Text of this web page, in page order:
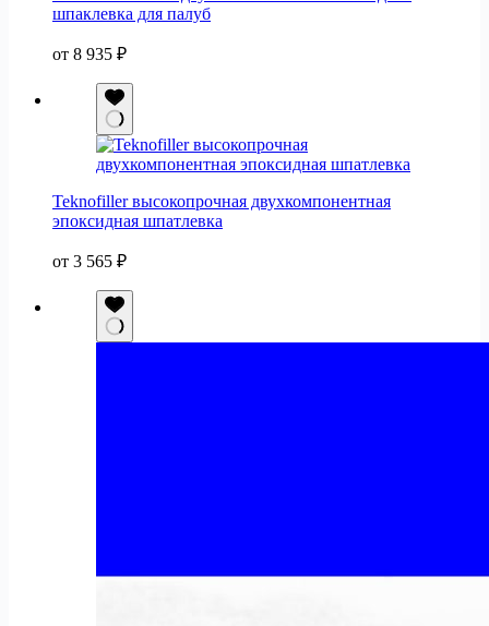
шпаклевка для палуб
от 8 935 ₽
Teknofiller высокопрочная двухкомпонентная
эпоксидная шпатлевка
от 3 565 ₽